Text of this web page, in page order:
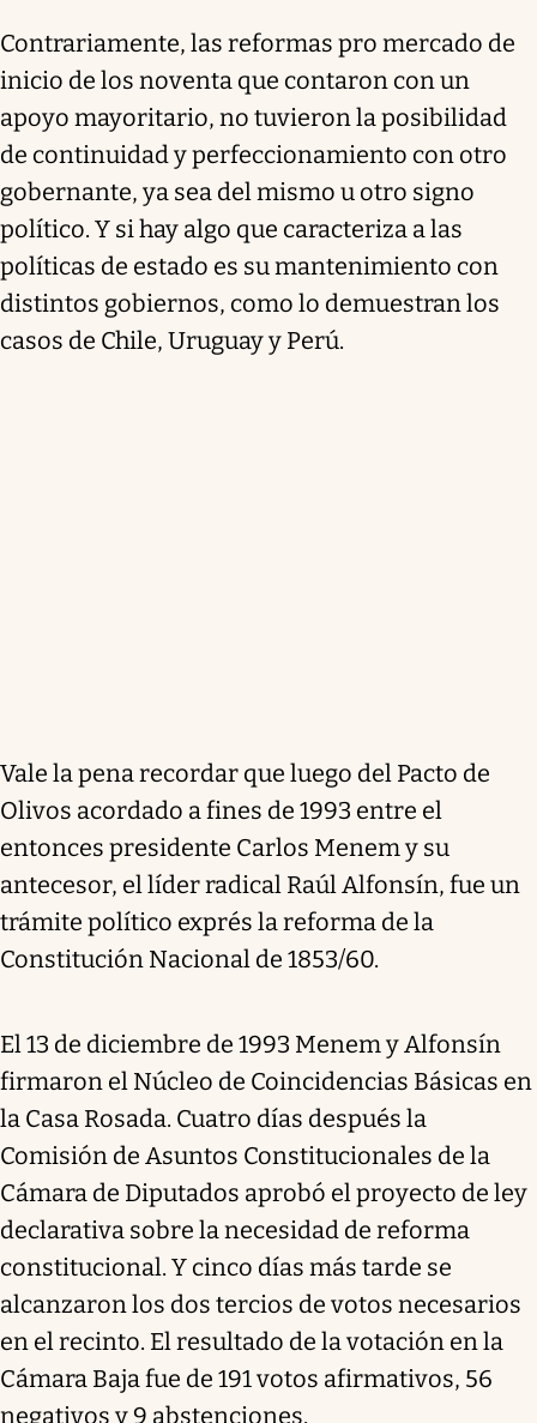
Contrariamente, las reformas pro mercado de
inicio de los noventa que contaron con un
apoyo mayoritario, no tuvieron la posibilidad
de continuidad y perfeccionamiento con otro
gobernante, ya sea del mismo u otro signo
político. Y si hay algo que caracteriza a las
políticas de estado es su mantenimiento con
distintos gobiernos, como lo demuestran los
casos de Chile, Uruguay y Perú.
Vale la pena recordar que luego del Pacto de
Olivos acordado a fines de 1993 entre el
entonces presidente Carlos Menem y su
antecesor, el líder radical Raúl Alfonsín, fue un
trámite político exprés la reforma de la
Constitución Nacional de 1853/60.
El 13 de diciembre de 1993 Menem y Alfonsín
firmaron el Núcleo de Coincidencias Básicas en
la Casa Rosada. Cuatro días después la
Comisión de Asuntos Constitucionales de la
Cámara de Diputados aprobó el proyecto de ley
declarativa sobre la necesidad de reforma
constitucional. Y cinco días más tarde se
alcanzaron los dos tercios de votos necesarios
en el recinto. El resultado de la votación en la
Cámara Baja fue de 191 votos afirmativos, 56
negativos y 9 abstenciones.